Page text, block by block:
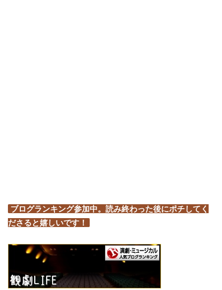
ブログランキング参加中。読み終わった後にポチしてく
ださると嬉しいです！